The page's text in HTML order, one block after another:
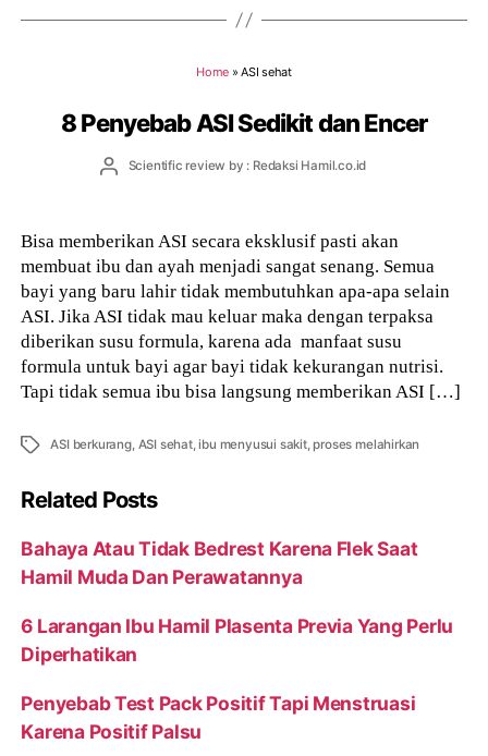
Home »ASI sehat
8 Penyebab ASI Sedikit dan Encer
PostScientific review by : Redaksi Hamil.co.id
Bisa memberikan ASI secara eksklusif pasti akan
membuat ibu dan ayah menjadi sangat senang. Semua
bayi yang baru lahir tidak membutuhkan apa-apa selain
ASI. Jika ASI tidak mau keluar maka dengan terpaksa
diberikan susu formula, karena ada manfaat susu
formula untuk bayi agar bayi tidak kekurangan nutrisi.
Tapi tidak semua ibu bisa langsung memberikan ASI […]
Tags ASI berkurang, ASI sehat, ibu menyusui sakit,proses melahirkan
Related Posts
Bahaya Atau Tidak Bedrest Karena Flek Saat
Hamil Muda Dan Perawatannya
6 Larangan Ibu Hamil Plasenta Previa Yang Perlu
Diperhatikan
Penyebab Test Pack Positif Tapi Menstruasi
Karena Positif Palsu